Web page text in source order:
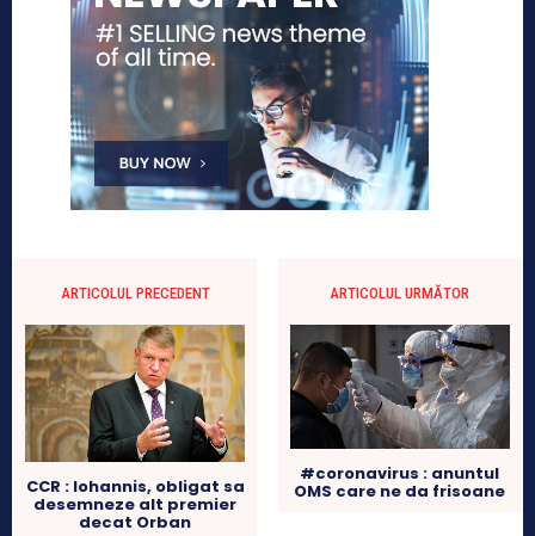
ARTICOLUL PRECEDENT
CCR : Iohannis, obligat sa
desemneze alt premier
decat Orban
ARTICOLUL URMĂTOR
#coronavirus : anuntul
OMS care ne da frisoane